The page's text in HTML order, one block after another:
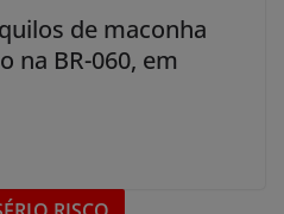
de maconha
na BR-060, em